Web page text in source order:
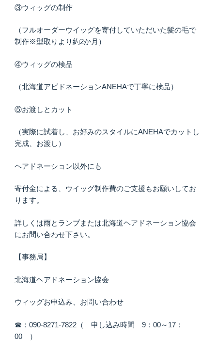
③ウィッグの制作
（フルオーダーウイッグを寄付していただいた髪の毛で
制作※型取りより約2か月）
④ウィッグの検品
（北海道アピドネーションANEHAで丁寧に検品）
⑤お渡しとカット
（実際に試着し、お好みのスタイルにANEHAでカットし
完成、お渡し）
ヘアドネーション以外にも
寄付金による、ウイッグ制作費のご支援もお願いしてお
ります。
詳しくは雨とランプまたは北海道ヘアドネーション協会
にお問い合わせ下さい。
【事務局】
北海道ヘアドネーション協会
ウィッグお申込み、お問い合わせ
☎：090-8271-7822（ 申し込み時間 9：00～17：
00 ）